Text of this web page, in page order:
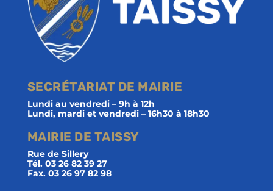
SECRÉTARIAT DE MAIRIE
Lundi au vendredi – 9h à 12h
Lundi, mardi et vendredi – 16h30 à 18h30
MAIRIE DE TAISSY
Rue de Sillery
Tél. 03 26 82 39 27
Fax. 03 26 97 82 98